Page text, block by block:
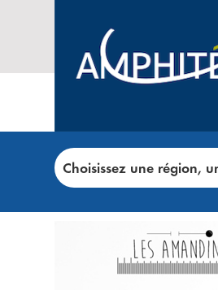
Choisissez une région,
Accueil>Club annonces
ATELIER DE